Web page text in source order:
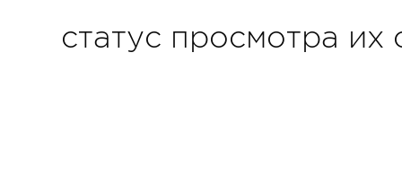
статус просмотра